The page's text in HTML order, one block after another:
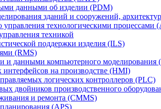
данными об изделии (PDM)
зданий и сооружений,
управления технологическими процессами
техникой
поддержки изделия (ILS)
(RMS)
и данными компьютерного моделирования
на производстве (HMI)
логических контроллеров (PLC)
двойников производственного
и ремонта (CMMS)
(APS)